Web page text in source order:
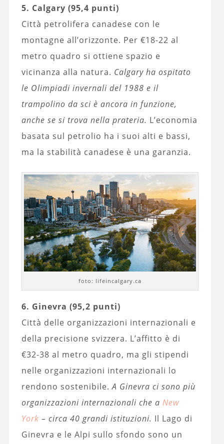
5. Calgary (95,4 punti)
Città petrolifera canadese con le
montagne all’orizzonte. Per €18-22 al
metro quadro si ottiene spazio e
vicinanza alla natura. Calgary ha ospitato
le Olimpiadi invernali del 1988 e il
trampolino da sci è ancora in funzione,
anche se si trova nella prateria. L’economia
basata sul petrolio ha i suoi alti e bassi,
ma la stabilità canadese è una garanzia.
foto: lifeincalgary.ca
6. Ginevra (95,2 punti)
Città delle organizzazioni internazionali e
della precisione svizzera. L’affitto è di
€32-38 al metro quadro, ma gli stipendi
nelle organizzazioni internazionali lo
rendono sostenibile.A Ginevra ci sono più
organizzazioni internazionali che a New
York – circa 40 grandi istituzioni. Il Lago di
Ginevra e le Alpi sullo sfondo sono un